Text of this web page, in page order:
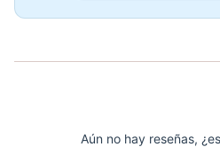
Aún no hay reseñas,